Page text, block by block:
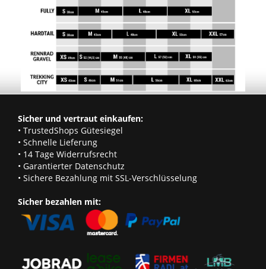
Sicher und vertraut einkaufen:
• TrustedShops Gütesiegel
• Schnelle Lieferung
• 14 Tage Widerrufsrecht
• Garantierter Datenschutz
• Sichere Bezahlung mit SSL-Verschlüsselung
Sicher bezahlen mit: